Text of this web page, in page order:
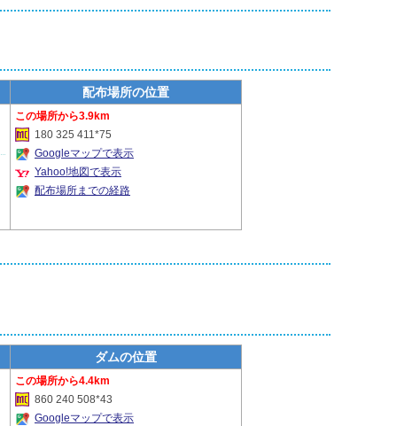
配布場所の位置
3.9km
180 325 411*75
Googleマップで表示
Yahoo!地図で表示
配布場所までの経路
ダムの位置
4.4km
860 240 508*43
Googleマップで表示